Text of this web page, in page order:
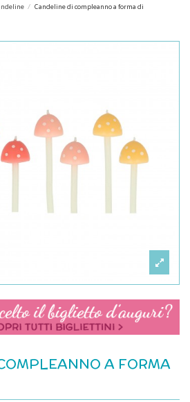
Candeline di compleanno a forma di
A FORMA